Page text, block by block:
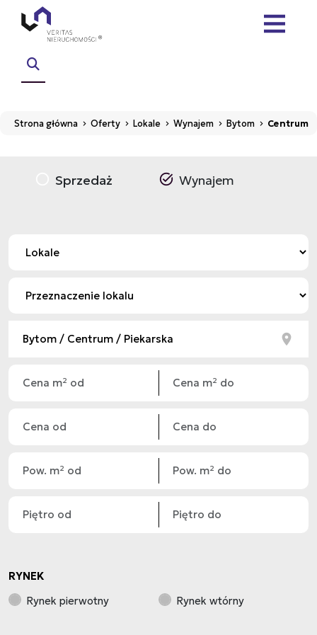
Strona główna Oferty Lokale Wynajem Bytom Centrum
Sprzedaż Wynajem
RYNEK
Rynek pierwotny
Rynek wtórny